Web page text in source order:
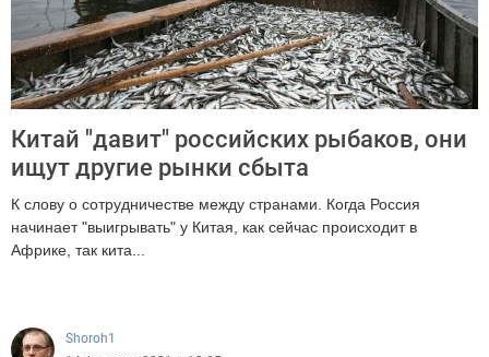
Китай "давит" российских рыбаков, они
ищут другие рынки сбыта
К слову о сотрудничестве между странами. Когда Россия
начинает "выигрывать" у Китая, как сейчас происходит в
Африке, так кита...
Shoroh1